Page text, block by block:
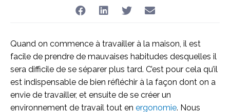
Quand on commence à travailler à la maison, il est
facile de prendre de mauvaises habitudes desquelles il
sera difficile de se séparer plus tard. C’est pour cela qu’il
est indispensable de bien réfléchir à la façon dont on a
envie de travailler, et ensuite de se créer un
environnement de travail tout en ergonomie. Nous